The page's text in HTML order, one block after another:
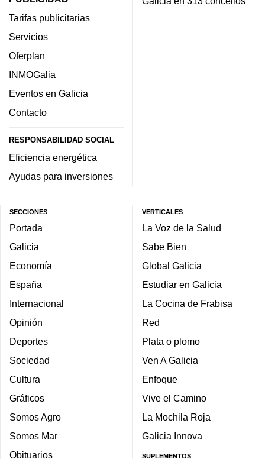
Tarifas publicitarias
Servicios
Oferplan
INMOGalia
Eventos en Galicia
Contacto
RESPONSABILIDAD SOCIAL
Eficiencia energética
Ayudas para inversiones
SECCIONES
Portada
Galicia
Economía
España
Internacional
Opinión
Deportes
Sociedad
Cultura
Gráficos
Somos Agro
Somos Mar
Obituarios
VERTICALES
La Voz de la Salud
Sabe Bien
Global Galicia
Estudiar en Galicia
La Cocina de Frabisa
Red
Plata o plomo
Ven A Galicia
Enfoque
Vive el Camino
La Mochila Roja
Galicia Innova
SUPLEMENTOS